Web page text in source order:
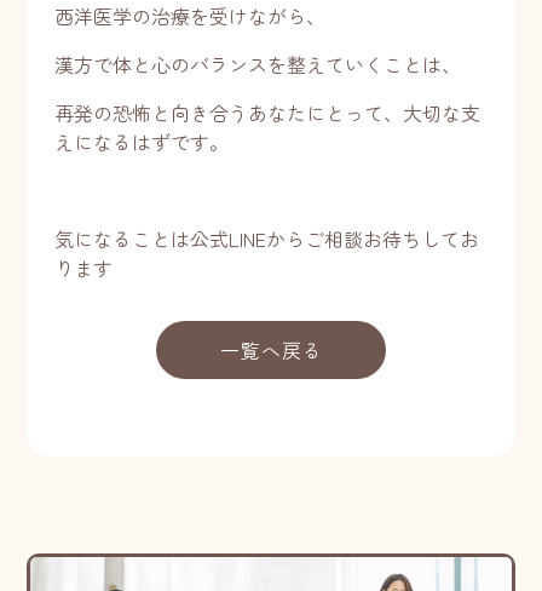
西洋医学の治療を受けながら、
漢方で体と心のバランスを整えていくことは、
再発の恐怖と向き合うあなたにとって、大切な支
えになるはずです。
気になることは公式LINEからご相談お待ちしてお
ります
一覧へ戻る